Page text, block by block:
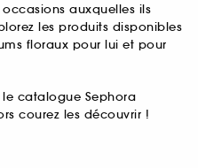
auxquelles ils
les produits disponibles
floraux pour lui et pour
le catalogue Sephora
courez les découvrir !